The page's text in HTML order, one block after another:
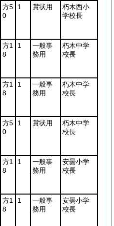
方5
0
1 賞状用
朽木西小
学校長
方1
8
1
一般事
務用
朽木中学
校長
方1
8
1
一般事
務用
朽木中学
校長
方5
0
1 賞状用
朽木中学
校長
方1
8
1
一般事
務用
安曇小学
校長
方1
8
1
一般事
務用
安曇小学
校長